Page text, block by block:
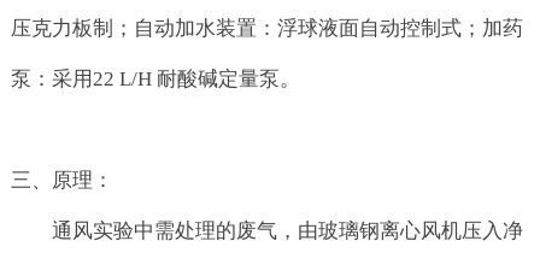
压克力板制；自动加水装置：浮球液面自动控制式；加药
泵：采用22 L/H 耐酸碱定量泵。
三、原理：
通风实验中需处理的废气，由玻璃钢离心风机压入净